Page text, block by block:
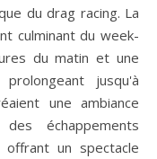
du drag racing. La
culminant du week-
du matin et une
jusqu'à
une ambiance
échappements
offrant un spectacle